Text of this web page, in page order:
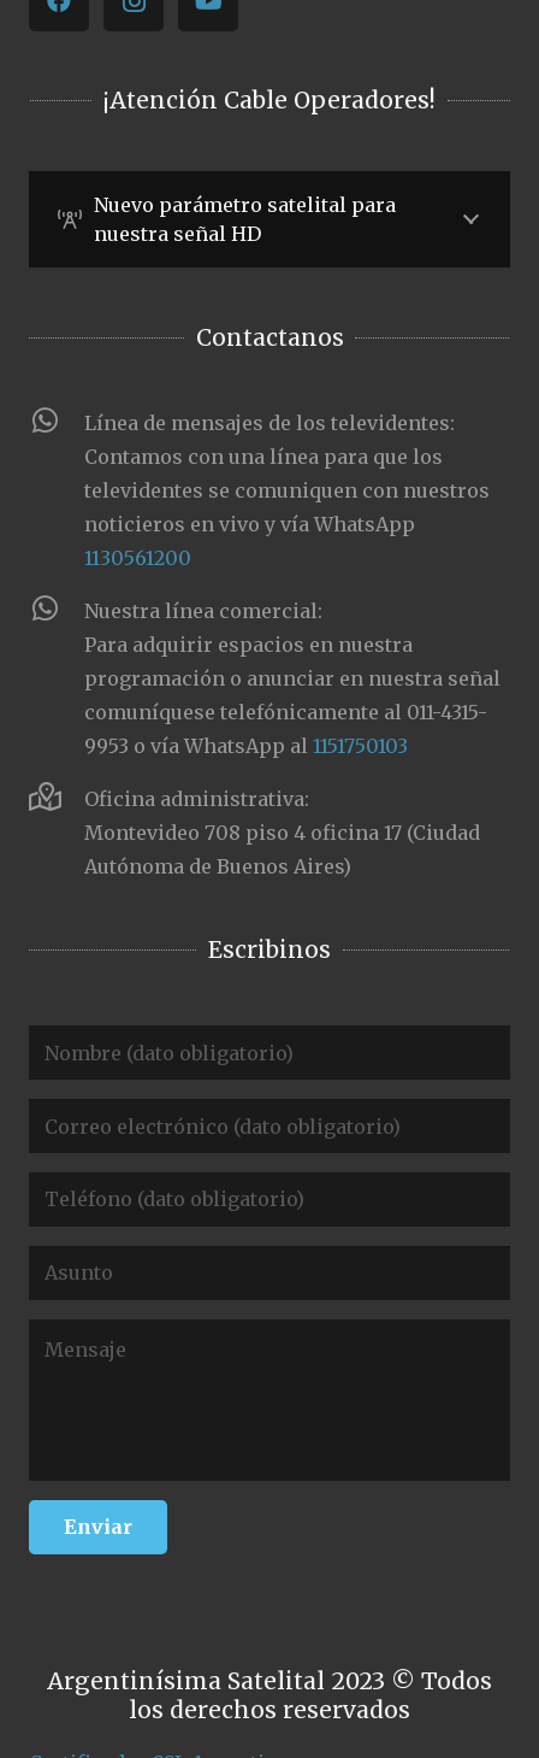
¡Atención Cable Operadores!
Nuevo parámetro satelital para
nuestra señal HD
Contactanos
Línea de mensajes de los televidentes:
Contamos con una línea para que los
televidentes se comuniquen con nuestros
noticieros en vivo y vía WhatsApp
1130561200
Nuestra línea comercial:
Para adquirir espacios en nuestra
programación o anunciar en nuestra señal
comuníquese telefónicamente al 011-4315-
9953 o vía WhatsApp al1151750103
Oficina administrativa:
Montevideo 708 piso 4 oficina 17 (Ciudad
Autónoma de Buenos Aires)
Escribinos
Argentinísima Satelital 2023 © Todos
los derechos reservados